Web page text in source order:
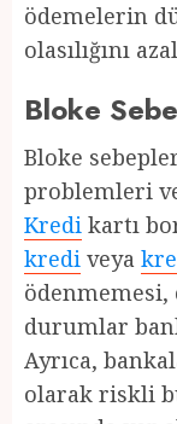
ödemelerin
olasılığını
Bloke
Bloke
problemleri
Kredi kartı
kredi veya
ödenmemesi,
durumlar
Ayrıca,
olarak riskli